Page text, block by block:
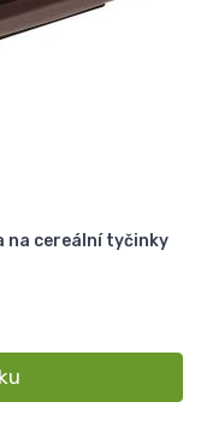
na cereální tyčinky